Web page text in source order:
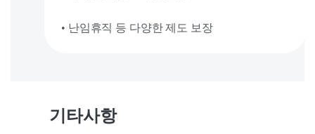
• 난임휴직 등 다양한 제도 보장
기타사항